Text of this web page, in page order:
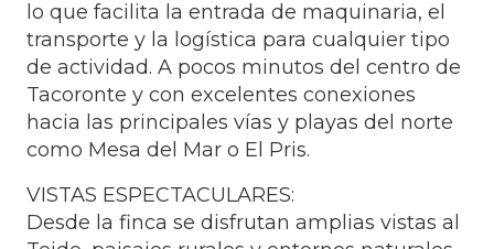
lo que facilita la entrada de maquinaria, el
transporte y la logística para cualquier tipo
de actividad. A pocos minutos del centro de
Tacoronte y con excelentes conexiones
hacia las principales vías y playas del norte
como Mesa del Mar o El Pris.
VISTAS ESPECTACULARES:
Desde la finca se disfrutan amplias vistas al